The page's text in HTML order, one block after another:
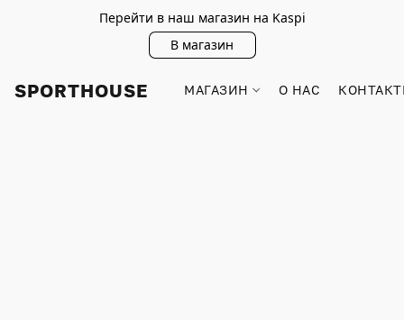
Перейти в наш магазин на Kaspi
В магазин
SPORTHOUSE МАГАЗИН О НАС